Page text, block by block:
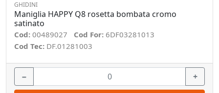
GHIDINI
Maniglia HAPPY Q8 rosetta bombata cromo
satinato
Cod: 00489027 Cod For: 6DF03281013
Cod Tec: DF.01281003
− +